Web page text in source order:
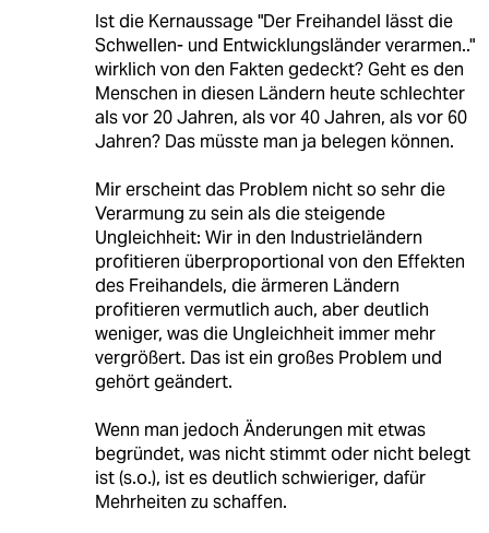
Ist die Kernaussage "Der Freihandel lässt die
Schwellen- und Entwicklungsländer verarmen.."
wirklich von den Fakten gedeckt? Geht es den
Menschen in diesen Ländern heute schlechter
als vor 20 Jahren, als vor 40 Jahren, als vor 60
Jahren? Das müsste man ja belegen können.
Mir erscheint das Problem nicht so sehr die
Verarmung zu sein als die steigende
Ungleichheit: Wir in den Industrieländern
profitieren überproportional von den Effekten
des Freihandels, die ärmeren Ländern
profitieren vermutlich auch, aber deutlich
weniger, was die Ungleichheit immer mehr
vergrößert. Das ist ein großes Problem und
gehört geändert.
Wenn man jedoch Änderungen mit etwas
begründet, was nicht stimmt oder nicht belegt
ist (s.o.), ist es deutlich schwieriger, dafür
Mehrheiten zu schaffen.